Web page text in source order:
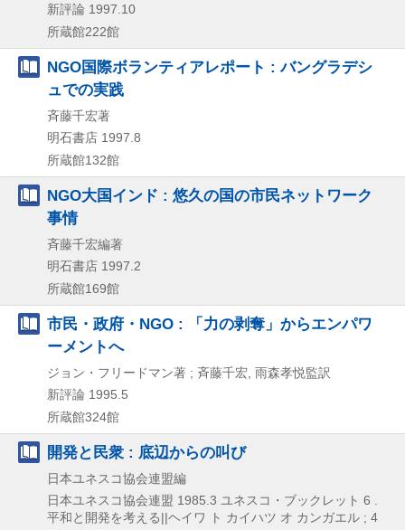
新評論 1997.10
所蔵館222館
NGO国際ボランティアレポート : バングラデシ
ュでの実践
斉藤千宏著
明石書店 1997.8
所蔵館132館
NGO大国インド : 悠久の国の市民ネットワーク
事情
斉藤千宏編著
明石書店 1997.2
所蔵館169館
市民・政府・NGO : 「力の剥奪」からエンパワ
ーメントへ
ジョン・フリードマン著 ; 斉藤千宏, 雨森孝悦監訳
新評論 1995.5
所蔵館324館
開発と民衆 : 底辺からの叫び
日本ユネスコ協会連盟編
日本ユネスコ協会連盟 1985.3 ユネスコ・ブックレット 6 .
平和と開発を考える||ヘイワ ト カイハツ オ カンガエル ; 4